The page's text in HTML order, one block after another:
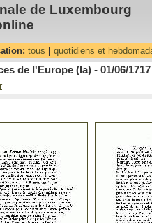
de Luxembourg
tous quotidiens et
de l'Europe (la) - 01/06/1717